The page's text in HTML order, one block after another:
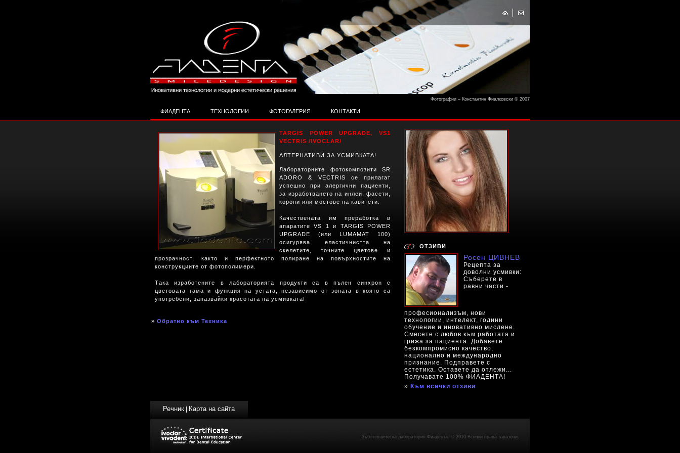
Фотографии – Константин Фиалковски © 2007
ФИАДЕНТА ТЕХНОЛОГИИ ФОТОГАЛЕРИЯ КОНТАКТИ
TARGIS POWER UPGRADE, VS1
VECTRIS /IVOCLAR/
АЛТЕРНАТИВИ ЗА УСМИВКАТА!
Лабораторните фотокомпозити SR
ADORO & VECTRIS се прилагат
успешно при алергични пациенти,
за изработването на инлеи, фасети,
корони или мостове на кавитети.
Качествената им преработка в
апаратите VS 1 и TARGIS POWER
UPGRADE (или LUMAMAT 100)
осигурява еластичнистта на
скелетите, точните цветове и
прозрачност, както и перфектното полиране на повърхностите на
конструкциите от фотополимери.
Така изработените в лабораторията продукти са в пълен синхрон с
цветовата гама и функция на устата, независимо от зоната в която са
употребени, запазвайки красотата на усмивката!
» Обратно към Техника
ОТЗИВИ
Росен ЦИВНЕВ
Рецепта за
доволни усмивки:
Съберете в
равни части -
професионализъм, нови
технологии, интелект, години
обучение и иновативно мислене.
Смесете с любов към работата и
грижа за пациента. Добавете
безкомпромисно качество,
национално и международно
признание. Подправете с
естетика. Оставете дa отлежи...
Получавате 100% ФИАДЕНТА!
» Към всички отзиви
Зъботехническа лаборатория Фиадента. © 2010 Всички права запазени.
Речник Карта на сайта